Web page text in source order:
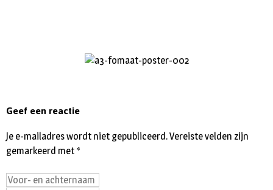
Geef een reactie
Je e-mailadres wordt niet gepubliceerd.Vereiste velden zijn
gemarkeerd met *